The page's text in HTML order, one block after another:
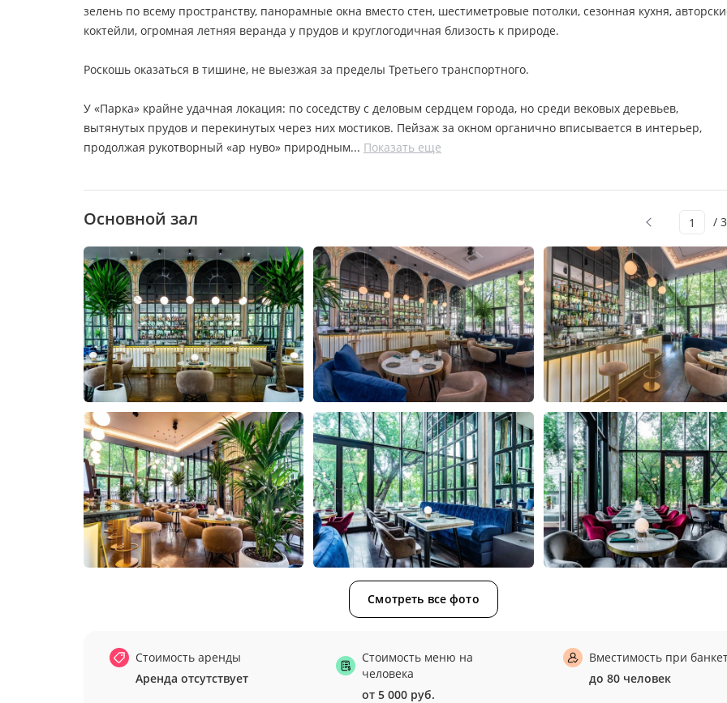
зелень по всему пространству, панорамные окна вместо стен, шестиметровые потолки, сезонная кухня,
коктейли, огромная летняя веранда у прудов и круглогодичная близость к природе.
Роскошь оказаться в тишине, не выезжая за пределы Третьего транспортного.
У «Парка» крайне удачная локация: по соседству с деловым сердцем города, но среди вековых деревьев,
вытянутых прудов и перекинутых через них мостиков. Пейзаж за окном органично вписывается в интерьер,
продолжая рукотворный «ар нуво» природным
Показать еще
Основной зал 1 / 3
Смотреть все фото
Стоимость аренды
Аренда отсутствует
Стоимость меню на
человека
от 5 000 руб.
Вместимость при
до 80 человек